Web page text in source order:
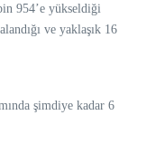
954’e yükseldiği
ve yaklaşık 16
şimdiye kadar 6